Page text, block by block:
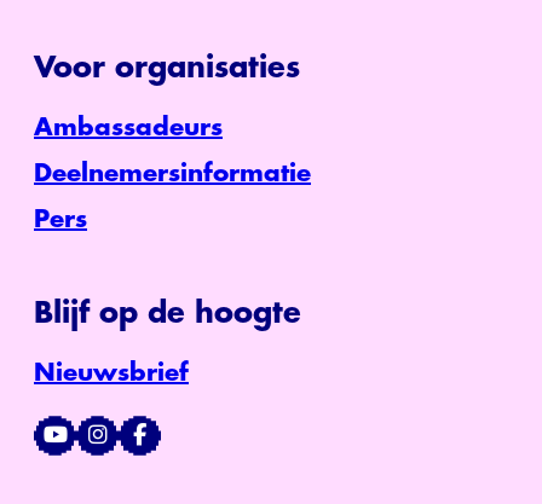
Voor organisaties
Ambassadeurs
Deelnemersinformatie
Pers
Blijf op de hoogte
Nieuwsbrief